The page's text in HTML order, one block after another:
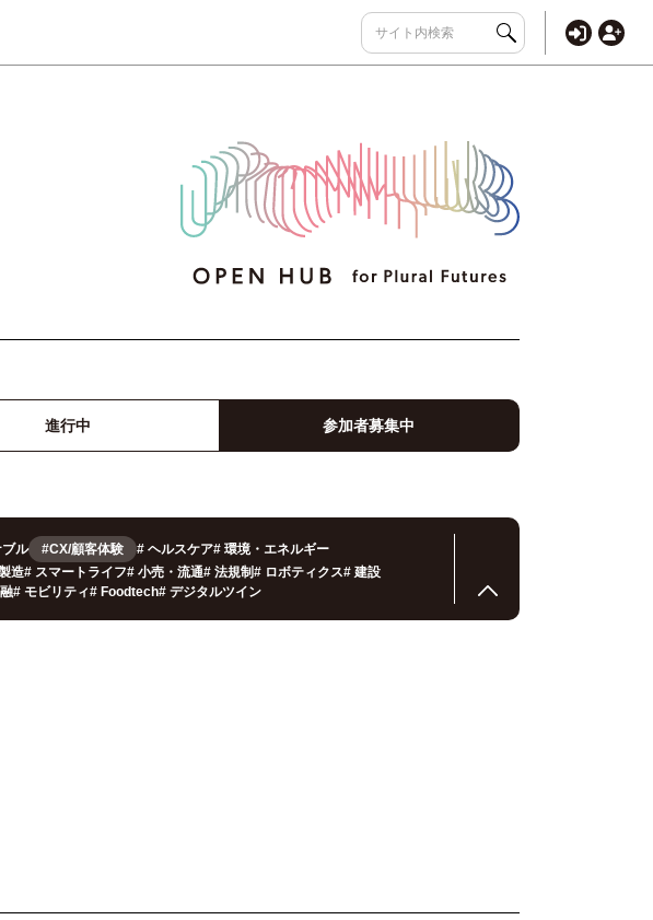
進行中 参加者募集中
ル #CX/顧客体験 # ヘルスケア# 環境・エネルギー
造# スマートライフ# 小売・流通# 法規制# ロボティクス# 建設
# モビリティ# Foodtech# デジタルツイン